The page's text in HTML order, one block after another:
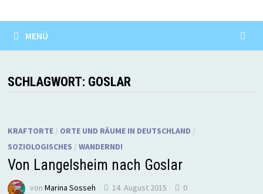
MENÜ
SCHLAGWORT: GOSLAR
KRAFTORTE/ ORTE UND RÄUME IN DEUTSCHLAND /
SOZIOLOGISCHES / WANDERND!
Von Langelsheim nach Goslar
von Marina Sosseh 14. August 2015 0